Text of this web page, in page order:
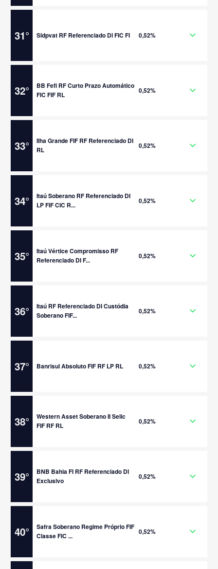
31° Sldpvat RF Referenciado DI FIC FI 0,52%
32°
BB Fefi RF Curto Prazo Automático
FIC FIF RL
0,52%
33°
Ilha Grande FIF RF Referenciado DI
RL
0,52%
34°
Itaú Soberano RF Referenciado DI
LP FIF CIC R...
0,52%
35°
Itaú Vértice Compromisso RF
Referenciado DI F...
0,52%
36°
Itaú RF Referenciado DI Custódia
Soberano FIF...
0,52%
37° Banrisul Absoluto FIF RF LP RL 0,52%
38°
Western Asset Soberano II Selic
FIF RF RL
0,52%
39°
BNB Bahia FI RF Referenciado DI
Exclusivo
0,52%
40°
Safra Soberano Regime Próprio FIF
Classe FIC ...
0,52%